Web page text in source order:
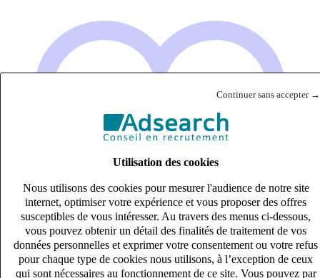
Continuer sans accepter →
Utilisation des cookies
Nous utilisons des cookies pour mesurer l'audience de notre site
internet, optimiser votre expérience et vous proposer des offres
susceptibles de vous intéresser. Au travers des menus ci-dessous,
vous pouvez obtenir un détail des finalités de traitement de vos
données personnelles et exprimer votre consentement ou votre refus
pour chaque type de cookies nous utilisons, à l’exception de ceux
qui sont nécessaires au fonctionnement de ce site. Vous pouvez par